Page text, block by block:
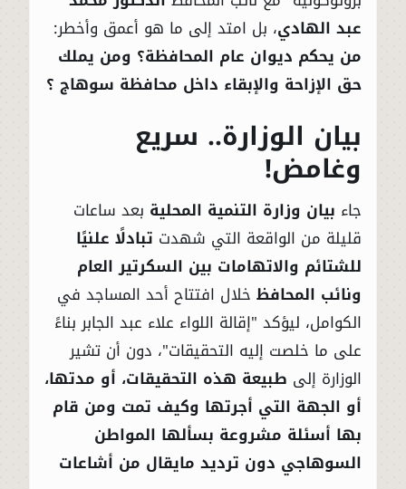
عبد الهادي، بل امتد إلى ما هو أعمق وأخطر:
من يحكم ديوان عام المحافظة؟ ومن يملك
حق الإزاحة والإبقاء داخل محافظة سوهاج ؟
بيان الوزارة.. سريع
وغامض!
جاء بيان وزارة التنمية المحلية بعد ساعات
قليلة من الواقعة التي شهدت تبادلًا علنيًا
للشتائم والاتهامات بين السكرتير العام
ونائب المحافظ خلال افتتاح أحد المساجد في
الكوامل، ليؤكد "إقالة اللواء علاء عبد الجابر بناءً
على ما خلصت إليه التحقيقات"، دون أن تشير
الوزارة إلى طبيعة هذه التحقيقات، أو مدتها،
أو الجهة التي أجرتها وكيف تمت ومن قام
بها أسئلة مشروعة بسألها المواطن
السوهاجي دون ترديد مايقال من أشاعات